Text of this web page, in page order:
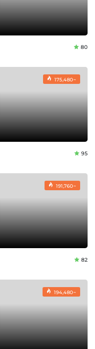
80
175,480~
95
191,760~
82
194,480~